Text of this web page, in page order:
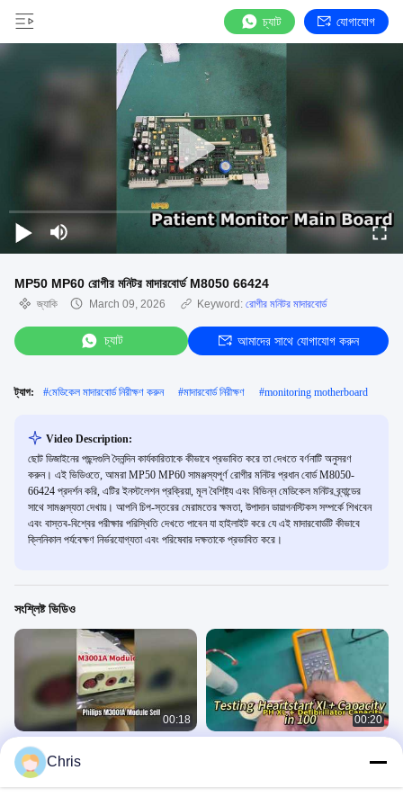
চ্যাট যোগাযোগ
MP50 MP60 রোগীর মনিটর মাদারবোর্ড M8050 66424
জ্যাকি March 09, 2026 Keyword: রোগীর মনিটর মাদারবোর্ড
চ্যাট আমাদের সাথে যোগাযোগ করুন
ট্যাগ: #মেডিকেল মাদারবোর্ড নিরীক্ষণ করুন #মাদারবোর্ড নিরীক্ষণ #monitoring motherboard
Video Description:
ছোট ডিজাইনের পছন্দগুলি দৈনন্দিন কার্যকারিতাকে কীভাবে প্রভাবিত করে তা দেখতে বর্ণনাটি অনুসরণ
করুন। এই ভিডিওতে, আমরা MP50 MP60 সামঞ্জস্যপূর্ণ রোগীর মনিটর প্রধান বোর্ড M8050-
66424 প্রদর্শন করি, এটির ইনস্টলেশন প্রক্রিয়া, মূল বৈশিষ্ট্য এবং বিভিন্ন মেডিকেল মনিটর ব্র্যান্ডের
সাথে সামঞ্জস্যতা দেখায়। আপনি চিপ-স্তরের মেরামতের ক্ষমতা, উপাদান ডায়াগনস্টিকস সম্পর্কে শিখবেন
এবং বাস্তব-বিশ্বের পরীক্ষার পরিস্থিতি দেখতে পাবেন যা হাইলাইট করে যে এই মাদারবোর্ডটি কীভাবে
ক্লিনিকাল পর্যবেক্ষণ নির্ভরযোগ্যতা এবং পরিষেবার দক্ষতাকে প্রভাবিত করে।
সংশ্লিষ্ট ভিডিও
00:18
MP30 মনিটর নির্ভরযোগ্য মেরামতের জন্য
Philips M3001A MMS মডিউল
জ্যাকি
00:20
Chris